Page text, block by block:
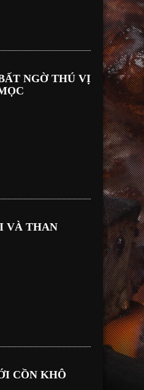
NGỜ THÚ VỊ
VÀ THAN
CỒN KHÔ